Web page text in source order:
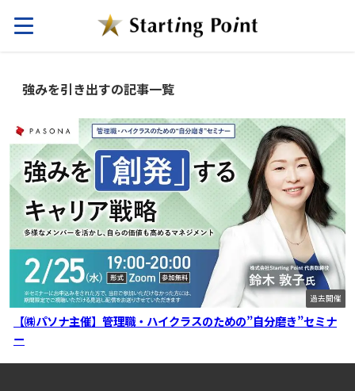
強みを引き出すの記事一覧
過去開催
【㈱パソナ主催】管理職・ハイクラスのための”自分磨き”セミナ
ー